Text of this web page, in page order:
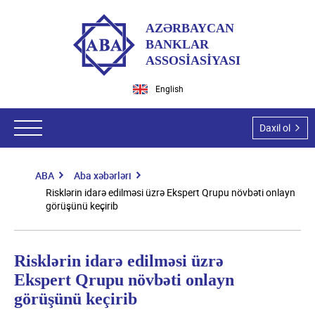
AZƏRBAYCAN
BANKLAR
ASSOSİASİYASI
English
Daxil ol
ABA
Aba xəbərləri
Risklərin idarə edilməsi üzrə Ekspert Qrupu növbəti onlayn
görüşünü keçirib
Risklərin idarə edilməsi üzrə
Ekspert Qrupu növbəti onlayn
görüşünü keçirib
ABA haqqında
Dəyərlərimiz
Üzvlərimiz
Qanunlar
Azərbaycan Respublikası Prezidentinin aktları
Nazirlər Kabinetinin aktları
Ekspert qrupları
Hüquqi məsələlər
Ümumi məlumat
İT və İT təhlükəsizlik
Tədbirlər